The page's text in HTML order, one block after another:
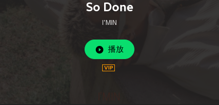
So Done
I'MIN
播放